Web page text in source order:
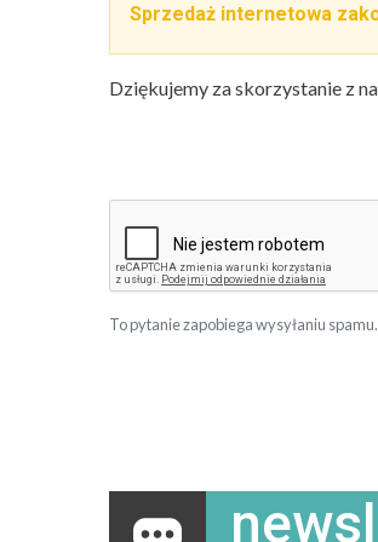
Sprzedaż internetowa
Dziękujemy za skorzystanie z
To pytanie zapobiega wysyłaniu spamu.